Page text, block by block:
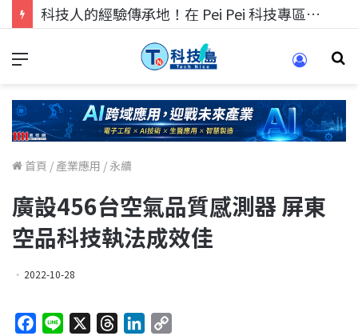
科技人的經驗傳承地！在 Pei Pei 科技專區，與學弟妹交流最硬核的技術
首頁 / 產業應用 /永續
廣設456台空氣品質感測器 屏東
空品科技執法成效佳
2022-10-28